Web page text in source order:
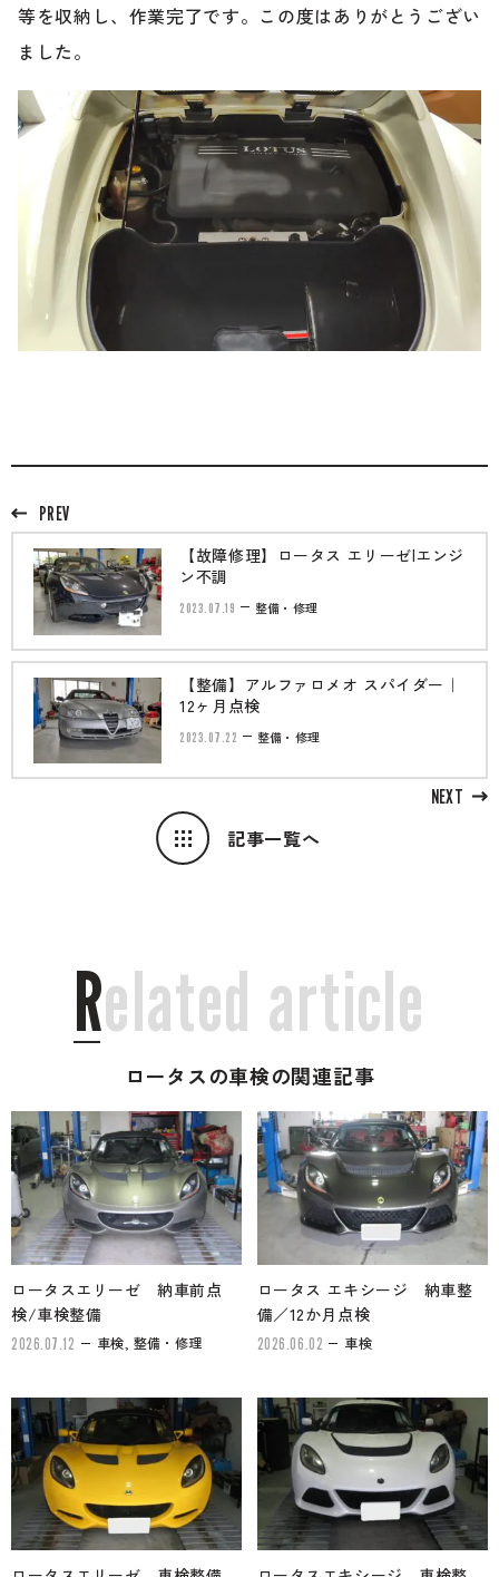
等を収納し、作業完了です。この度はありがとうござい
ました。
PREV
【故障修理】ロータス エリーゼ|エンジ
ン不調
2023.07.19 整備・修理
記事一覧へ
NEXT
【整備】アルファロメオ スパイダー｜
12ヶ月点検
2023.07.22 整備・修理
Related article
ロータスの車検の関連記事
ロータスエリーゼ 納車前点
検/車検整備
2026.07.12 車検, 整備・修理
ロータス エキシージ 納車整
備／12か月点検
2026.06.02 車検